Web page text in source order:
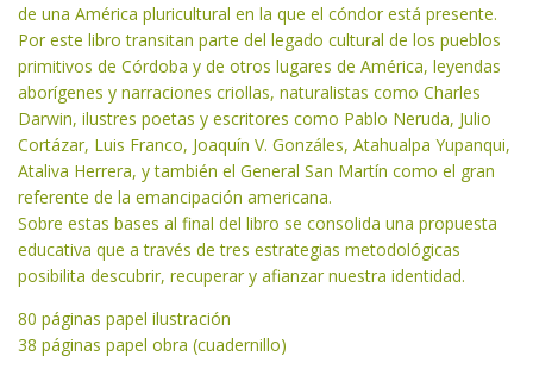
de una América pluricultural en la que el cóndor está presente.
Por este libro transitan parte del legado cultural de los pueblos
primitivos de Córdoba y de otros lugares de América, leyendas
aborígenes y narraciones criollas, naturalistas como Charles
Darwin, ilustres poetas y escritores como Pablo Neruda, Julio
Cortázar, Luis Franco, Joaquín V. Gonzáles, Atahualpa Yupanqui,
Ataliva Herrera, y también el General San Martín como el gran
referente de la emancipación americana.
Sobre estas bases al final del libro se consolida una propuesta
educativa que a través de tres estrategias metodológicas
posibilita descubrir, recuperar y afianzar nuestra identidad.
80 páginas papel ilustración
38 páginas papel obra (cuadernillo)